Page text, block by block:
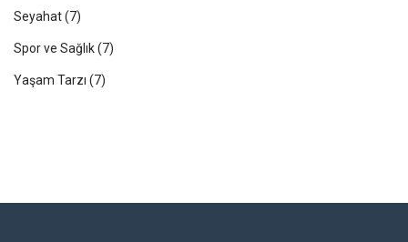
Seyahat(7)
Spor ve Sağlık(7)
Yaşam Tarzı (7)